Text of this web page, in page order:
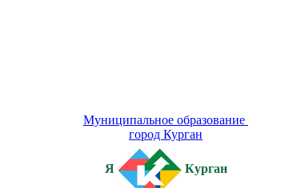
Муниципальное образование
город Курган
Я Курган